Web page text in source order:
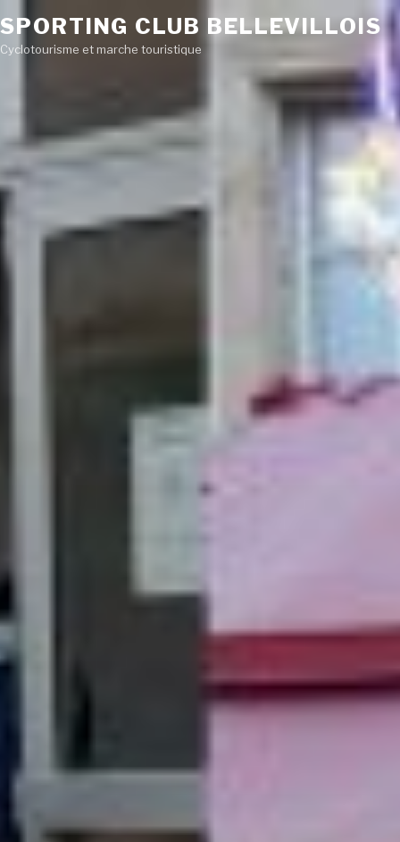
SPORTING CLUB BELLEVILLOIS
Cyclotourisme et marche touristique